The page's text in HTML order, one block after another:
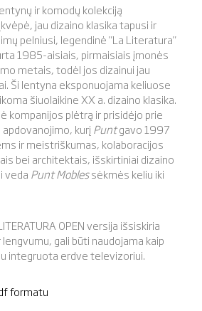
ir komodų kolekciją
jau dizaino klasika tapusi ir
pelniusi, legendinė "La Literatura"
1985-aisiais, pirmaisiais įmonės
metais, todėl jos dizainui jau
Ši lentyna eksponuojama keliuose
šiuolaikine XX a. dizaino klasika.
kompanijos plėtrą ir prisidėjo prie
kurį Puntgavo 1997
ir meistriškumas, kolaboracijos
bei architektais, išskirtiniai dizaino
veda Punt Moblessėkmės keliu iki
OPEN versija išsiskiria
gali būti naudojama kaip
integruota erdve televizoriui.
formatu